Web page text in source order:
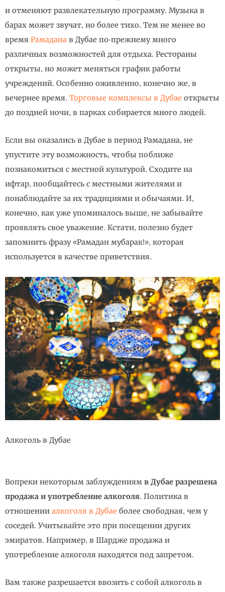
и отменяют развлекательную программу. Музыка в
барах может звучат, но более тихо. Тем не менее во
время Рамадана в Дубае по-прежнему много
различных возможностей для отдыха. Рестораны
открыты, но может меняться график работы
учреждений. Особенно оживленно, конечно же, в
вечернее время. Торговые комплексы в Дубае открыты
до поздней ночи, в парках собирается много людей.
Если вы оказались в Дубае в период Рамадана, не
упустите эту возможность, чтобы поближе
познакомиться с местной культурой. Сходите на
ифтар, пообщайтесь с местными жителями и
понаблюдайте за их традициями и обычаями. И,
конечно, как уже упоминалось выше, не забывайте
проявлять свое уважение. Кстати, полезно будет
запомнить фразу «Рамадан мубарак!», которая
используется в качестве приветствия.
Алкоголь в Дубае
Вопреки некоторым заблуждениям в Дубае разрешена
продажа и употребление алкоголя. Политика в
отношении алкоголя в Дубае более свободная, чем у
соседей. Учитывайте это при посещении других
эмиратов. Например, в Шардже продажа и
употребление алкоголя находятся под запретом.
Вам также разрешается ввозить с собой алкоголь в